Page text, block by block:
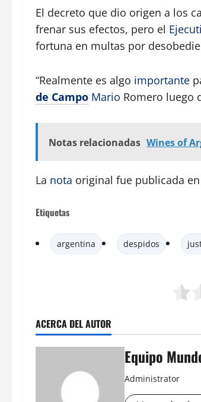
El decreto que dio origen a los
frenar sus efectos, pero el
fortuna en multas por
“Realmente es algo importante
de Campo Mario Romero luego
Notas relacionadas Wines of
La nota original fue publicada en
Etiquetas
argentina despidos
ACERCA DEL AUTOR
Equipo
Administrator